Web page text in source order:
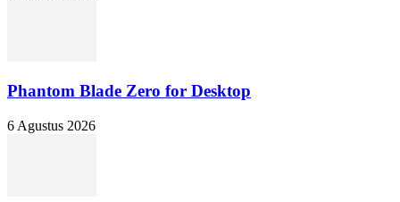
Phantom Blade Zero for Desktop
6 Agustus 2026